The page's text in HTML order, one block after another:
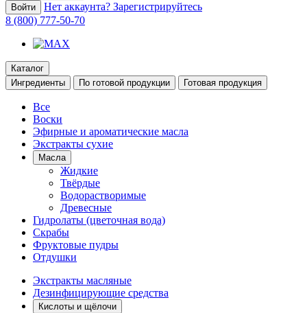
Войти
Нет аккаунта? Зарегистрируйтесь
8 (800) 777-50-70
Каталог
Ингредиенты
По готовой продукции Готовая продукция
Все
Воски
Эфирные и ароматические масла
Экстракты сухие
Масла
Жидкие
Твёрдые
Водорастворимые
Древесные
Гидролаты (цветочная вода)
Скрабы
Фруктовые пудры
Отдушки
Экстракты масляные
Дезинфицирующие средства
Кислоты и щёлочи